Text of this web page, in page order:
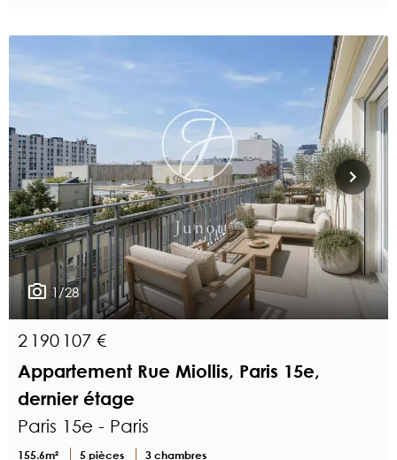
1/28
2 190 107 €
Appartement Rue Miollis, Paris 15e,
dernier étage
Paris 15e - Paris
155.6m² 5 pièces 3 chambres